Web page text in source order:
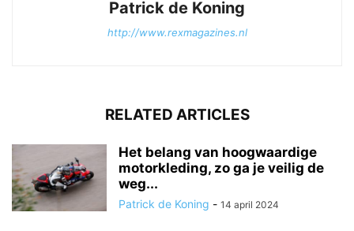
Patrick de Koning
http://www.rexmagazines.nl
RELATED ARTICLES
Het belang van hoogwaardige
motorkleding, zo ga je veilig de
weg...
Patrick de Koning - 14 april 2024